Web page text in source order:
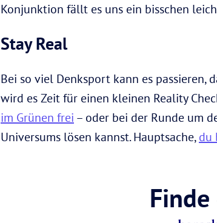
Konjunktion fällt es uns ein bisschen
Stay Real
Bei so viel Denksport kann es passieren,
wird es Zeit für einen kleinen Reality
im Grünen frei – oder bei der Runde um
Universums lösen kannst. Hauptsache, du